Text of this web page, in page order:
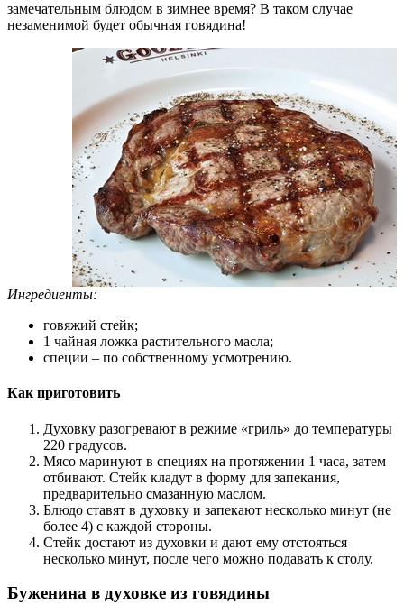
замечательным блюдом в зимнее время? В таком случае
незаменимой будет обычная говядина!
Ингредиенты:
говяжий стейк;
1 чайная ложка растительного масла;
специи – по собственному усмотрению.
Как приготовить
Духовку разогревают в режиме «гриль» до температуры
220 градусов.
Мясо маринуют в специях на протяжении 1 часа, затем
отбивают. Стейк кладут в форму для запекания,
предварительно смазанную маслом.
Блюдо ставят в духовку и запекают несколько минут (не
более 4) с каждой стороны.
Стейк достают из духовки и дают ему отстояться
несколько минут, после чего можно подавать к столу.
Буженина в духовке из говядины